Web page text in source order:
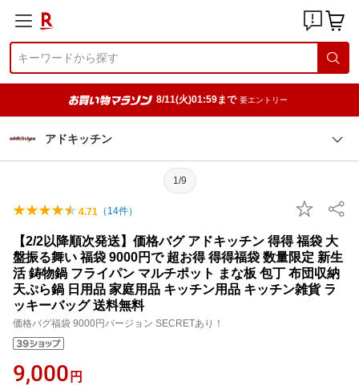
8/11(火)01:59まで 要エントリー
アドキッチン
1/9
4.71 （ 14件）
【2/2以降順次発送】価格バグ アドキッチン 得得 福袋 大
盤振る舞い 福袋 9000円で 超お得 得得福袋 数量限定 新生
活 鋳物鍋 フライパン マルチポット まな板 包丁 布団収納
天ぷら鍋 日用品 家庭用品 キッチン用品 キッチン雑貨 ラ
ッキーバッグ 送料無料
価格バグ福袋 9000円バージョン SECRETあり！
9,000 円